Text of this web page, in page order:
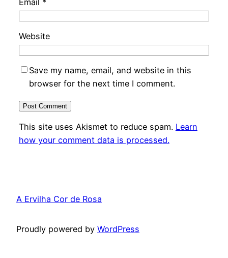
Website
Save my name, email, and website in this
browser for the next time I comment.
This site uses Akismet to reduce spam. Learn
how your comment data is processed.
A Ervilha Cor de Rosa
Proudly powered by WordPress